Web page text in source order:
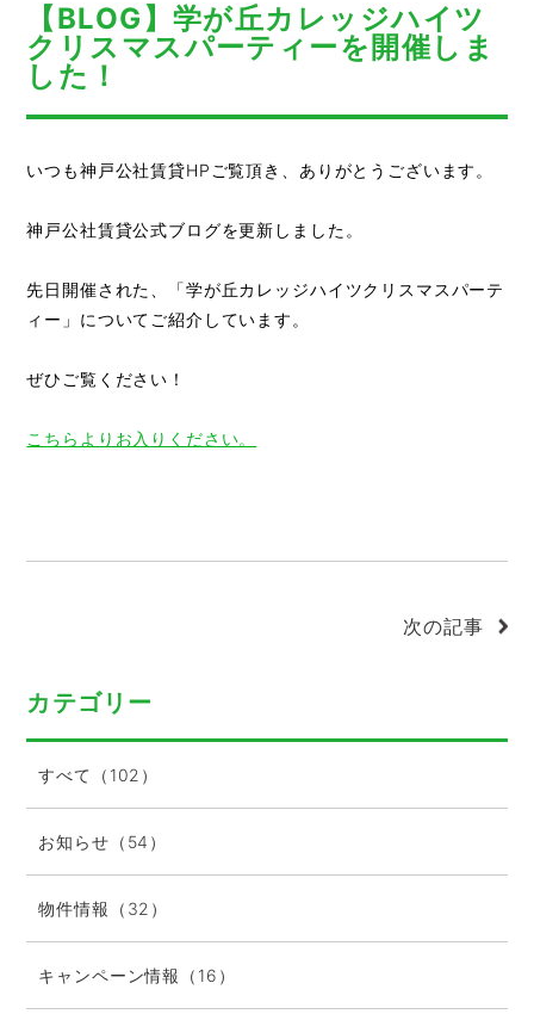
【BLOG】学が丘カレッジハイツ
クリスマスパーティーを開催しま
した！
いつも神戸公社賃貸HPご覧頂き、ありがとうございます。
神戸公社賃貸公式ブログを更新しました。
先日開催された、「学が丘カレッジハイツクリスマスパーテ
ィー」についてご紹介しています。
ぜひご覧ください！
こちらよりお入りください。
次の記事
カテゴリー
すべて（102）
お知らせ（54）
物件情報（32）
キャンペーン情報（16）